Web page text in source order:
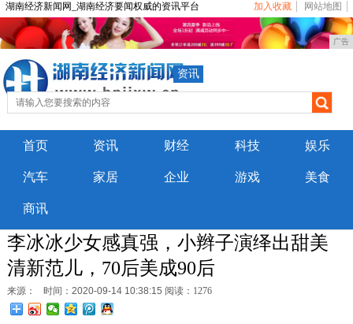
湖南经济新闻网_湖南经济要闻权威的资讯平台 加入收藏 网站地图
广告
资讯
首页 资讯 财经 科技 娱乐
汽车 家居 企业 游戏 美食
商讯
李冰冰少女感真强，小辫子演绎出甜美
清新范儿，70后美成90后
来源： 时间：2020-09-14 10:38:15 阅读：1276